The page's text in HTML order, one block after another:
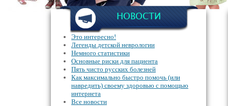
НОВОСТИ
Это интересно!
Легенды детской неврологии
Немного статистики
Основные риски для пациента
Пять чисто русских болезней
Как максимально быстро помочь (или
навредить) своему здоровью с помощью
интернета
Все новости